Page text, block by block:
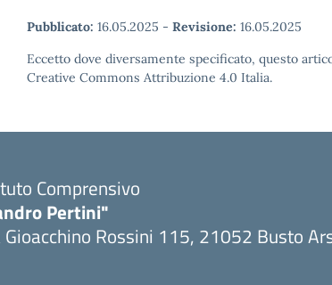
Pubblicato: 16.05.2025 - Revisione: 16.05.2025
Eccetto dove diversamente specificato, questo
Creative Commons Attribuzione 4.0 Italia.
Comprensivo
Pertini"
Gioacchino Rossini 115, 21052 Busto